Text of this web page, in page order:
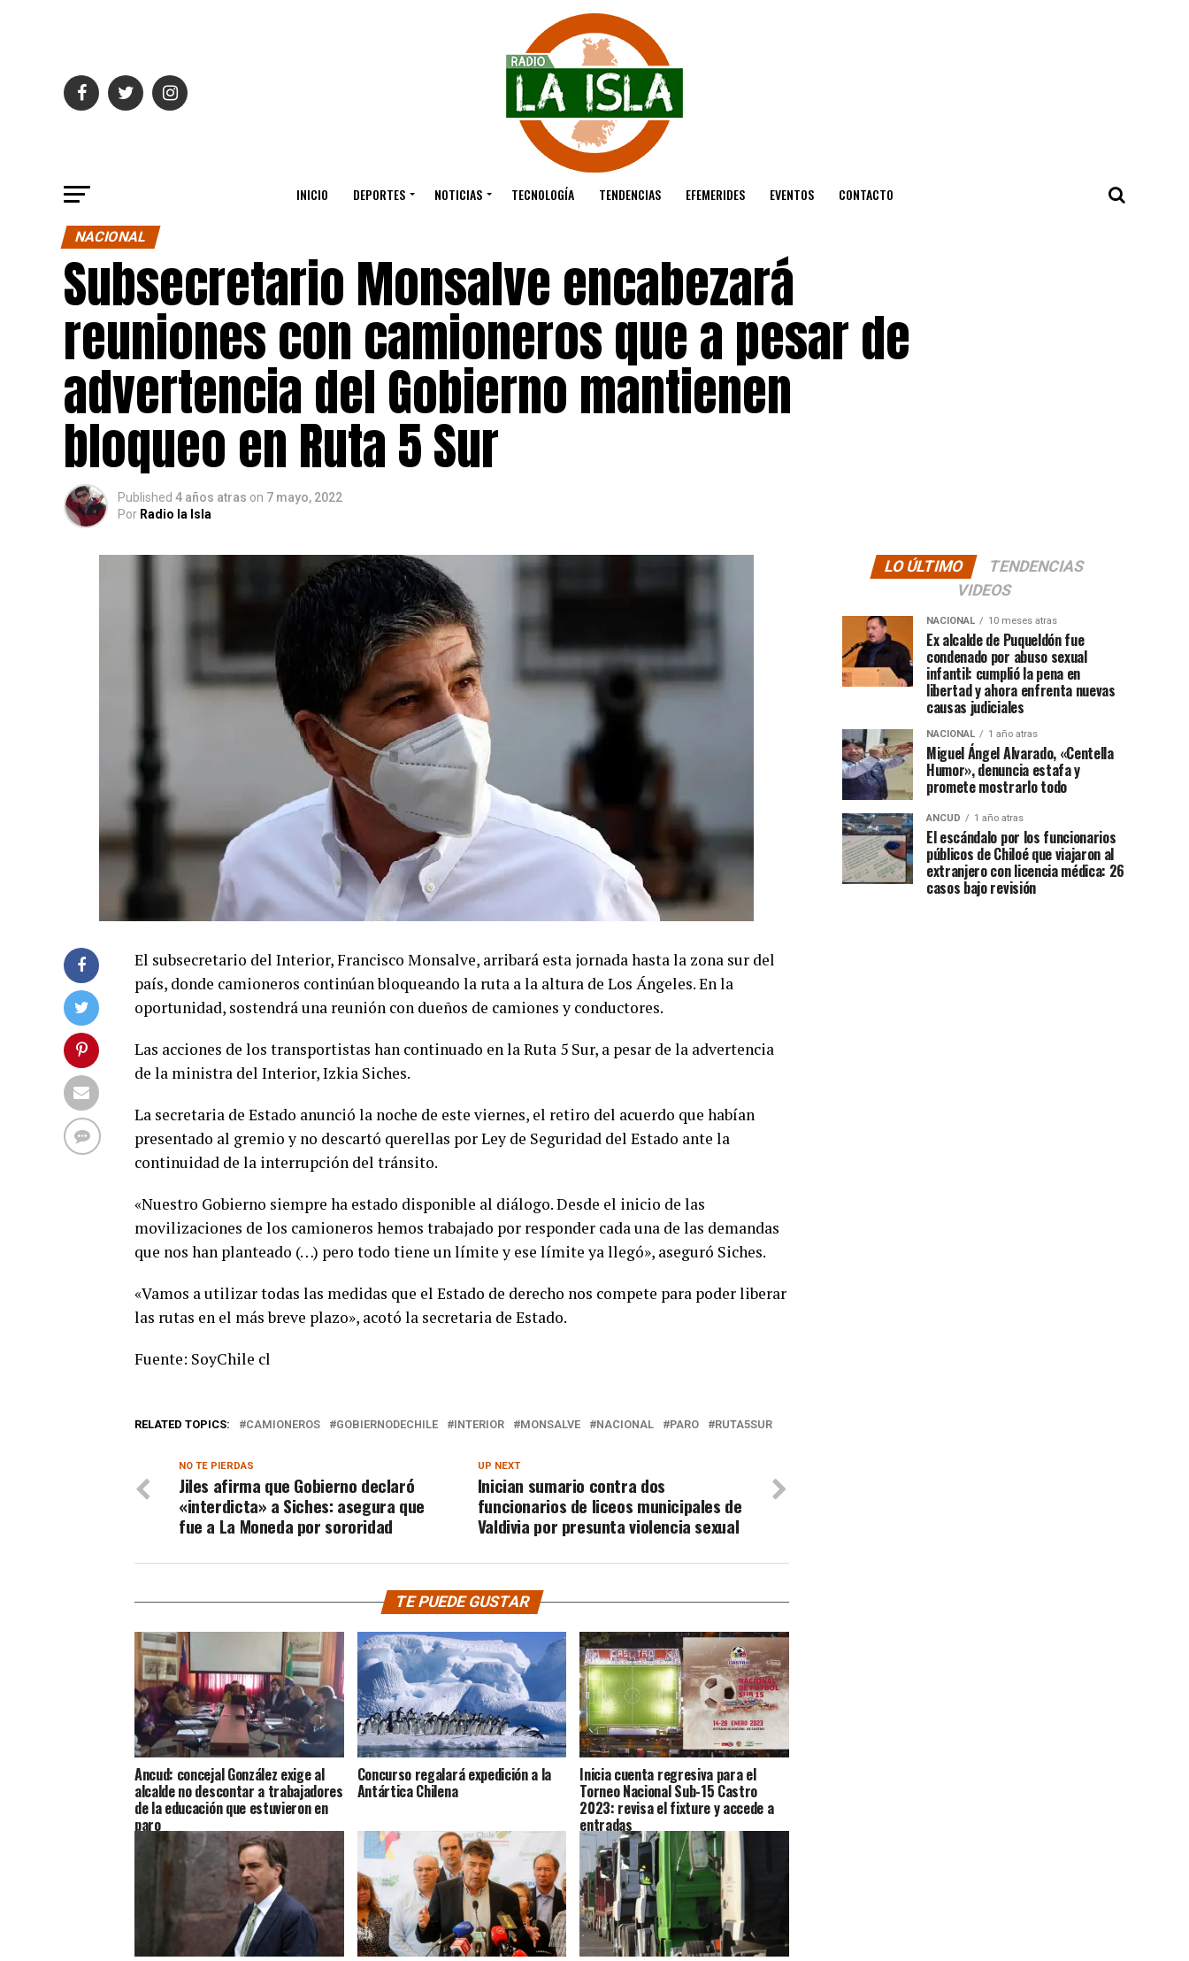
INICIO DEPORTES NOTICIAS TECNOLOGÍA TENDENCIAS EFEMERIDES EVENTOS CONTACTO
NACIONAL
Subsecretario Monsalve encabezará
reuniones con camioneros que a pesar de
advertencia del Gobierno mantienen
bloqueo en Ruta 5 Sur
Published 4 años atras on 7 mayo, 2022
Por Radio la Isla
El subsecretario del Interior, Francisco Monsalve, arribará esta jornada hasta la zona sur del
país, donde camioneros continúan bloqueando la ruta a la altura de Los Ángeles. En la
oportunidad, sostendrá una reunión con dueños de camiones y conductores.
Las acciones de los transportistas han continuado en la Ruta 5 Sur, a pesar de la advertencia
de la ministra del Interior, Izkia Siches.
La secretaria de Estado anunció la noche de este viernes, el retiro del acuerdo que habían
presentado al gremio y no descartó querellas por Ley de Seguridad del Estado ante la
continuidad de la interrupción del tránsito.
«Nuestro Gobierno siempre ha estado disponible al diálogo. Desde el inicio de las
movilizaciones de los camioneros hemos trabajado por responder cada una de las demandas
que nos han planteado (…) pero todo tiene un límite y ese límite ya llegó», aseguró Siches.
«Vamos a utilizar todas las medidas que el Estado de derecho nos compete para poder liberar
las rutas en el más breve plazo», acotó la secretaria de Estado.
Fuente: SoyChile cl
RELATED TOPICS: CAMIONEROS GOBIERNODECHILE INTERIOR MONSALVE NACIONAL PARO RUTA5SUR
UP NEXT
Inician sumario contra dos
funcionarios de liceos municipales de
Valdivia por presunta violencia sexual
NO TE PIERDAS
Jiles afirma que Gobierno declaró
«interdicta» a Siches: asegura que
fue a La Moneda por sororidad
TE PUEDE GUSTAR
Ancud: concejal González exige al
alcalde no descontar a trabajadores
de la educación que estuvieron en
paro
Concurso regalará expedición a la
Antártica Chilena
Inicia cuenta regresiva para el
Torneo Nacional Sub-15 Castro
2023: revisa el fixture y accede a
entradas
LO ÚLTIMO
TENDENCIAS
VIDEOS
NACIONAL 10 meses atras
Ex alcalde de Puqueldón fue
condenado por abuso sexual
infantil: cumplió la pena en
libertad y ahora enfrenta nuevas
causas judiciales
NACIONAL 1 año atras
Miguel Ángel Alvarado, «Centella
Humor», denuncia estafa y
promete mostrarlo todo
ANCUD 1 año atras
El escándalo por los funcionarios
públicos de Chiloé que viajaron al
extranjero con licencia médica: 26
casos bajo revisión